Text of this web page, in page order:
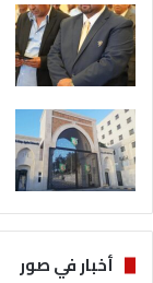
أخبار في صور